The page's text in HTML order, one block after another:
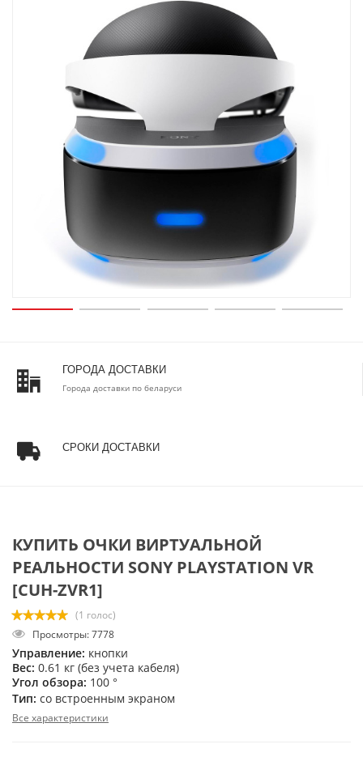
ГОРОДА ДОСТАВКИ
Города доставки по беларуси
СРОКИ ДОСТАВКИ
КУПИТЬ ОЧКИ ВИРТУАЛЬНОЙ
РЕАЛЬНОСТИ SONY PLAYSTATION VR
[CUH-ZVR1]
(1 голос)
Просмотры: 7778
Управление: кнопки
Вес:
0.61 кг (без учета кабеля)
Угол обзора: 100 °
Тип: со встроенным экраном
Все характеристики